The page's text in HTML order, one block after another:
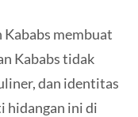
membuat
Kababs tidak
dan identitas
hidangan ini di